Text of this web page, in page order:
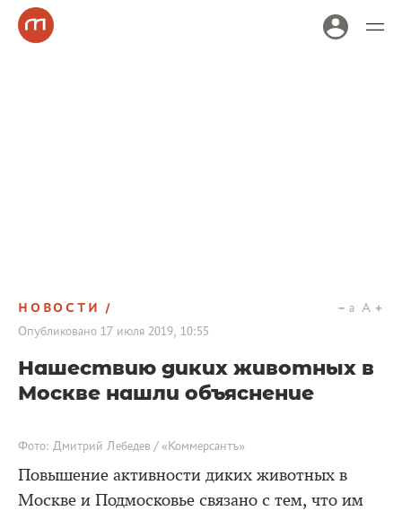
НОВОСТИ
Опубликовано 17 июля 2019, 10:55
a A
Нашествию диких животных в
Москве нашли объяснение
Фото: Дмитрий Лебедев / «Коммерсантъ»
Повышение активности диких животных в
Москве и Подмосковье связано с тем, что им